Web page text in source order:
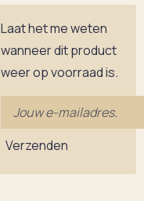
Laat het me weten
wanneer dit product
weer op voorraad is.
Verzenden